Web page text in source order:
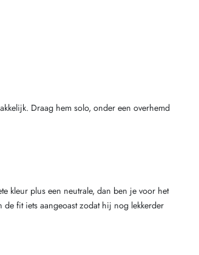
Draag hem solo, onder een overhemd
kleur plus een neutrale, dan ben je voor het
fit iets aangeoast zodat hij nog lekkerder